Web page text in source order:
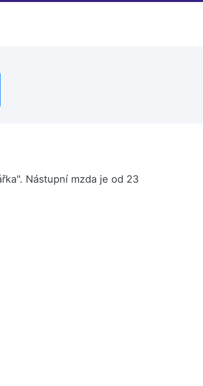
Nástupní mzda je od 23